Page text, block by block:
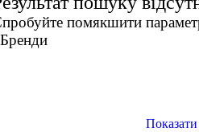
ФУТБОЛКИ КУРТКИ ТА
помякшити
Бренди